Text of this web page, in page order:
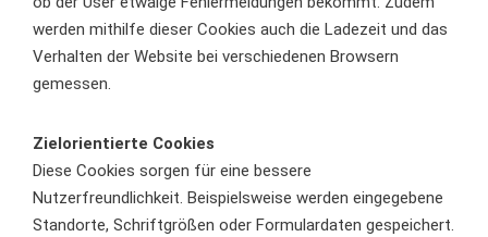
werden mithilfe dieser Cookies auch die Ladezeit und das
Verhalten der Website bei verschiedenen Browsern
gemessen.
Zielorientierte Cookies
Diese Cookies sorgen für eine bessere
Nutzerfreundlichkeit. Beispielsweise werden eingegebene
Standorte, Schriftgrößen oder Formulardaten gespeichert.